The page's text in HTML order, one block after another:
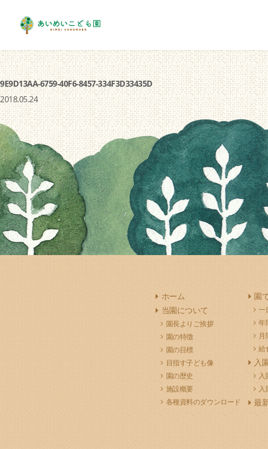
9E9D13AA-6759-40F6-8457-334F3D33435D
2018.05.24
ホーム
当園について
園長よりご挨拶
園の特徴
園の目標
目指す子ども像
園の歴史
施設概要
各種資料のダウンロード
園
一
年
月
給
入
入
入
最